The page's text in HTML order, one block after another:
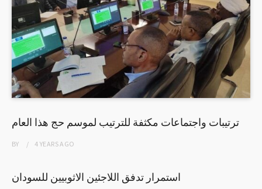
ترتيبات واجتماعات مكثفة للترتيب لموسم حج هذا العام
BY 4 YEARSAGO
استمرار تدفق اللاجئين الاثوبيين للسودان